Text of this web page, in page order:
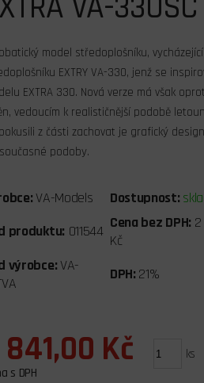
model středoplošníku,
EXTRY VA-330, jenž se
EXTRA 330. Nová verze má však
vedoucím k realističnější podobě
z části zachovat je grafický
podoby.
VA-Models Dostupnost:
produktu: 011544 Cena bez DPH:
Kč
výrobce:VA-
DPH: 21%
Kč
s DPH
ks